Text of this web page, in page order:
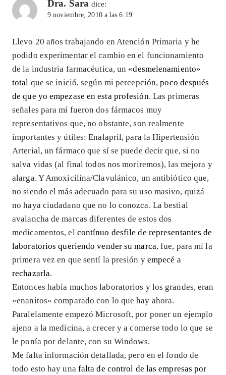
Dra. Sara dice:
9 noviembre, 2010 a las 6:19
Llevo 20 años trabajando en Atención Primaria y he
podido experimentar el cambio en el funcionamiento
de la industria farmacéutica, un «desmelenamiento»
total que se inició, según mi percepción,poco después
de que yo empezase en esta profesión. Las primeras
señales para mí fueron dos fármacos muy
representativos que, no obstante, son realmente
importantes y útiles: Enalapril, para la Hipertensión
Arterial, un fármaco que sí se puede decir que, si no
salva vidas (al final todos nos moriremos), las mejora y
alarga. Y Amoxicilina/Clavulánico, un antibiótico que,
no siendo el más adecuado para su uso masivo, quizá
no haya ciudadano que no lo conozca. La bestial
avalancha de marcas diferentes de estos dos
medicamentos, el contínuo desfile de representantes de
laboratorios queriendo vender su marca, fue, para mí la
primera vez en que sentí la presión y empecé a
rechazarla.
Entonces había muchos laboratorios y los grandes, eran
«enanitos» comparado con lo que hay ahora.
Paralelamente empezó Microsoft, por poner un ejemplo
ajeno a la medicina, a crecer y a comerse todo lo que se
le ponía por delante, con su Windows.
Me falta información detallada, pero en el fondo de
todo esto hay una falta de control de las empresas por